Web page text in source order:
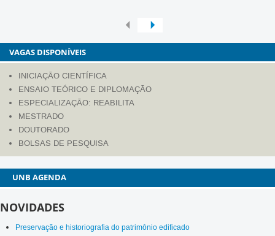
VAGAS DISPONÍVEIS
INICIAÇÃO CIENTÍFICA
ENSAIO TEÓRICO E DIPLOMAÇÃO
ESPECIALIZAÇÃO: REABILITA
MESTRADO
DOUTORADO
BOLSAS DE PESQUISA
AGENDA
NOVIDADES
Preservação e historiografia do patrimônio edificado